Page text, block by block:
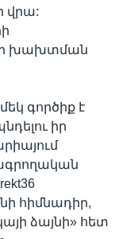
վրա:
խախտման
գործիք է
իր
հիմնադիր,
ձայնի» հետ